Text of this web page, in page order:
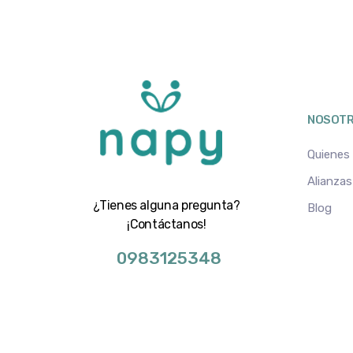
¿Tienes alguna pregunta?
¡Contáctanos!
0983125348
Alianzas
Blog